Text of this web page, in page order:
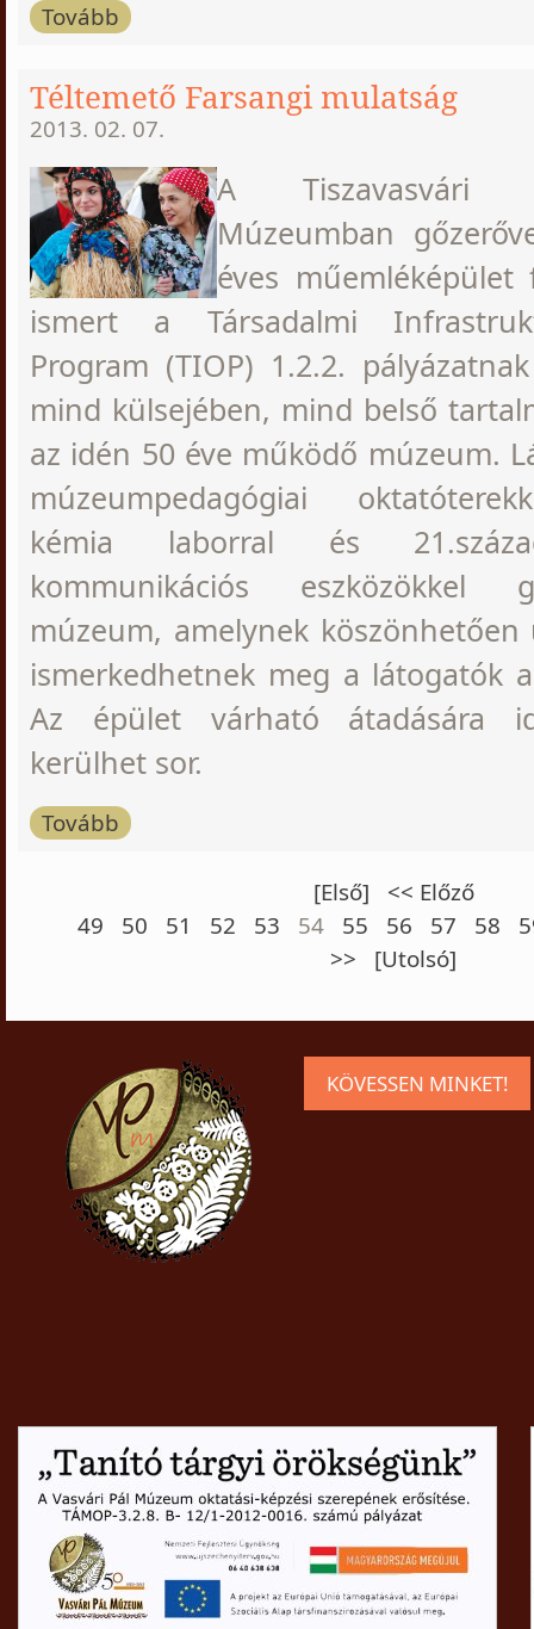
Tovább
Téltemető Farsangi mulatság
2013. 02. 07.
A Tiszavasvári
Múzeumban
éves
ismert a Társadalmi
Program (TIOP) 1.2.2.
mind külsejében, mind belső
az idén 50 éve működő múzeum.
múzeumpedagógiai
kémia laborral és
kommunikációs eszközökkel
múzeum, amelynek
ismerkedhetnek meg a látogatók
Az épület várható átadására
kerülhet sor.
Tovább
[Első]
<< Előző
49
50 51 52 53 54 55 56 57 58
>>
[Utolsó]
KÖVESSEN MINKET!